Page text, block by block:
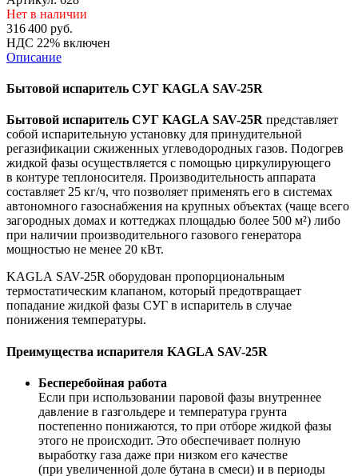
Нет в наличии
316 400 руб.
НДС 22% включен
Описание
Бытовой испаритель СУГ KAGLA SAV-25R
Бытовой испаритель СУГ KAGLA SAV-25R представляет
собой испарительную установку для принудительной
регазификации сжиженных углеводородных газов. Подогрев
жидкой фазы осуществляется с помощью циркулирующего
в контуре теплоносителя. Производительность аппарата
составляет 25 кг/ч, что позволяет применять его в системах
автономного газоснабжения на крупных объектах (чаще всего
загородных домах и коттеджах площадью более 500 м²) либо
при наличии производительного газового генератора
мощностью не менее 20 кВт.
KAGLA SAV-25R оборудован пропорциональным
термостатическим клапаном, который предотвращает
попадание жидкой фазы СУГ в испаритель в случае
понижения температуры.
Преимущества испарителя KAGLA SAV-25R
Бесперебойная работа
Если при использовании паровой фазы внутреннее
давление в газгольдере и температура грунта
постепенно понижаются, то при отборе жидкой фазы
этого не происходит. Это обеспечивает полную
выработку газа даже при низком его качестве
(при увеличенной доле бутана в смеси) и в периоды